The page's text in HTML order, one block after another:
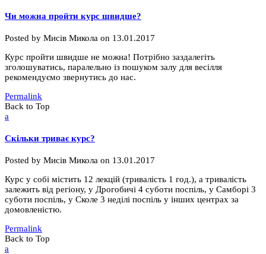
Чи можна пройти курс швидше?
Posted by Мисів Микола on 13.01.2017
Курс пройти швидше не можна! Потрібно заздалегіть
зголошуватись, паралельно із пошуком залу для весілля
рекомендуємо звернутись до нас.
Permalink
Back to Top
a
Скільки триває курс?
Posted by Мисів Микола on 13.01.2017
Курс у собі містить 12 лекцій (тривалість 1 год.), а тривалість
залежить від регіону, у Дрогобичі 4 суботи поспіль, у Самборі 3
суботи поспіль, у Сколе 3 неділі поспіль у інших центрах за
домовленістю.
Permalink
Back to Top
a